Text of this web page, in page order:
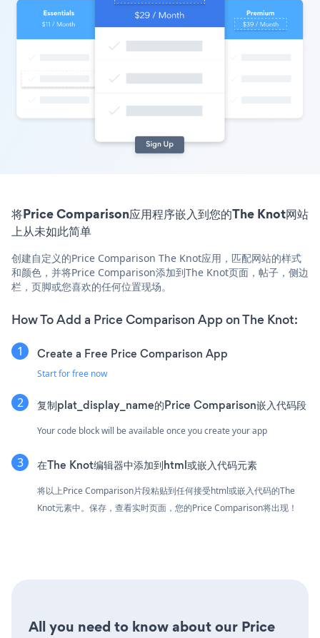
将Price Comparison应用程序嵌入到您的The Knot网站
上从未如此简单
创建自定义的Price Comparison The Knot应用，匹配网站的样式
和颜色，并将Price Comparison添加到The Knot页面，帖子，侧边
栏，页脚或您喜欢的任何位置现场。
How To Add a Price Comparison App on The Knot:
Create a Free Price Comparison App
Start for free now
复制plat_display_name的Price Comparison嵌入代码段
Your code block will be available once you create your app
在The Knot编辑器中添加到html或嵌入代码元素
将以上Price Comparison片段粘贴到任何接受html或嵌入代码的The
Knot元素中。保存，查看实时页面，您的Price Comparison将出现！
All you need to know about our Price